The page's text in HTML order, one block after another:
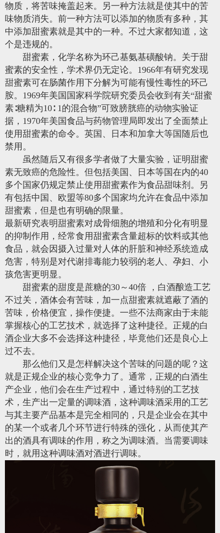
物质，将苦味掩盖起来。另一种方法就是使其中的苦
味物质消失。前一种方法可以添加的物质有多种，其
中添加甜蜜素就是其中的一种。不过大家都知道，这
个是违规的。
甜蜜素，化学名称为环己基氨基磺酸钠。关于甜
蜜素的安全性，学术界仍无定论。1966年有研究发现
甜蜜素可在肠菌作用下分解为可能有慢性毒性的环己
胺。1969年美国国家科学院研究委员会收到有关“甜蜜
素∶糖精为10∶ 1的混合物”可致膀胱癌的动物实验证
据，1970年美国食品与药物管理局即发出了全面禁止
使用甜蜜素的命令。英国、日本和加拿大等国随后也
禁用。
虽然随后又有很多学者做了大量实验，证明甜蜜
素无致癌的危险性。但包括美国、日本等国在内的40
多个国家仍规定禁止使用甜蜜素作为食品甜味剂。另
有包括中国、欧盟等80多个国家均允许在食品中添加
甜蜜素，但是也有明确的限量。
最新研究表明甜蜜素对成骨细胞的增殖和分化有明显
的抑制作用，经常食用甜蜜素含量超标的饮料或其他
食品，就会因摄入过量对人体的肝脏和神经系统造成
危害，特别是对代谢排毒能力较弱的老人、孕妇、小
孩危害更明显。
甜蜜素的甜度是蔗糖的30～40倍 ，白酒酿造工艺
不过关，酒体会有苦味，加一点甜蜜素就遮蔽了酒的
苦味，价格便宜，操作便捷。一些不法商家由于未能
掌握核心的工艺技术，就选择了这种捷径。正规的白
酒企业大多不会选择这种捷径，毕竟他们还是良心上
过不去。
那么他们又是怎样解决这个苦味的问题的呢？这
就是正规企业的核心竞争力了。通常，正规的白酒生
产企业，他们会在生产过程中，通过特别的工艺技
术，生产出一定量的调味酒，这种调味酒采用的工艺
与其主要产品基本是完全相同的，只是企业会在其中
的某一个或者几个环节进行特殊的强化，从而使其产
出的酒具有调味的作用，称之为调味酒。当需要调味
时，就用这种调味酒对酒进行调味。